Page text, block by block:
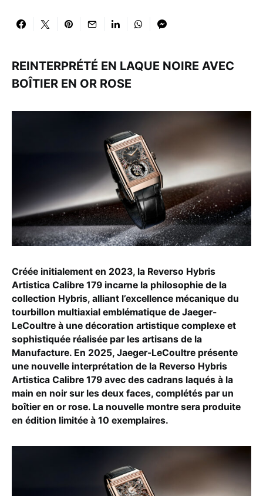
REINTERPRÉTÉ EN LAQUE NOIRE AVEC
BOÎTIER EN OR ROSE
Créée initialement en 2023, la Reverso Hybris
Artistica Calibre 179 incarne la philosophie de la
collection Hybris, alliant l’excellence mécanique du
tourbillon multiaxial emblématique de Jaeger-
LeCoultre à une décoration artistique complexe et
sophistiquée réalisée par les artisans de la
Manufacture. En 2025, Jaeger-LeCoultre présente
une nouvelle interprétation de la Reverso Hybris
Artistica Calibre 179 avec des cadrans laqués à la
main en noir sur les deux faces, complétés par un
boîtier en or rose. La nouvelle montre sera produite
en édition limitée à 10 exemplaires.